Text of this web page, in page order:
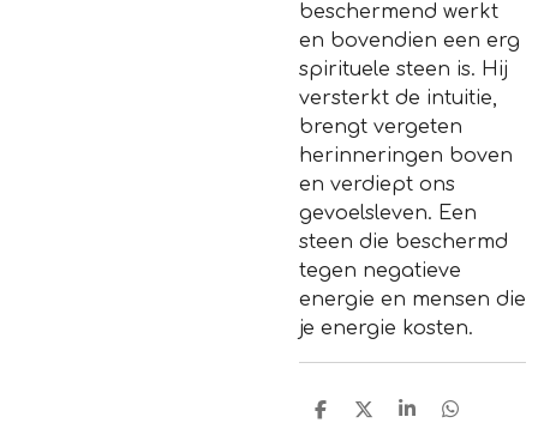
beschermend werkt
en bovendien een erg
spirituele steen is. Hij
versterkt de intuitie,
brengt vergeten
herinneringen boven
en verdiept ons
gevoelsleven. Een
steen die beschermd
tegen negatieve
energie en mensen die
je energie kosten.
D
D
S
D